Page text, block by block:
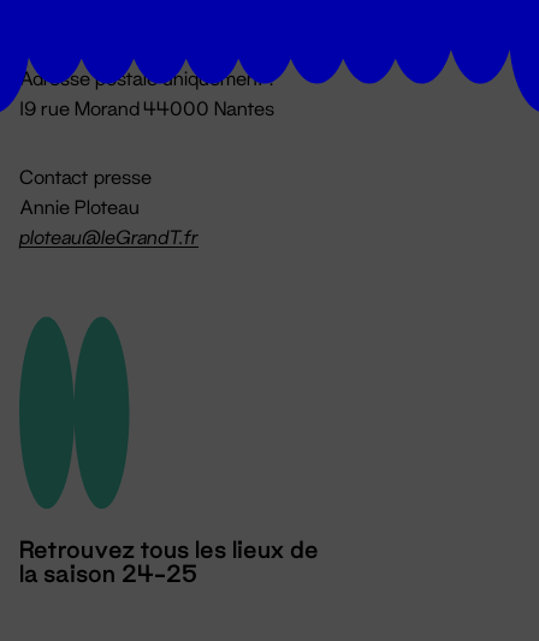
Adresse postale uniquement :
19 rue Morand 44000 Nantes
Contact presse
Annie Ploteau
ploteau@leGrandT.fr
Retrouvez tous les lieux de
la saison 24-25